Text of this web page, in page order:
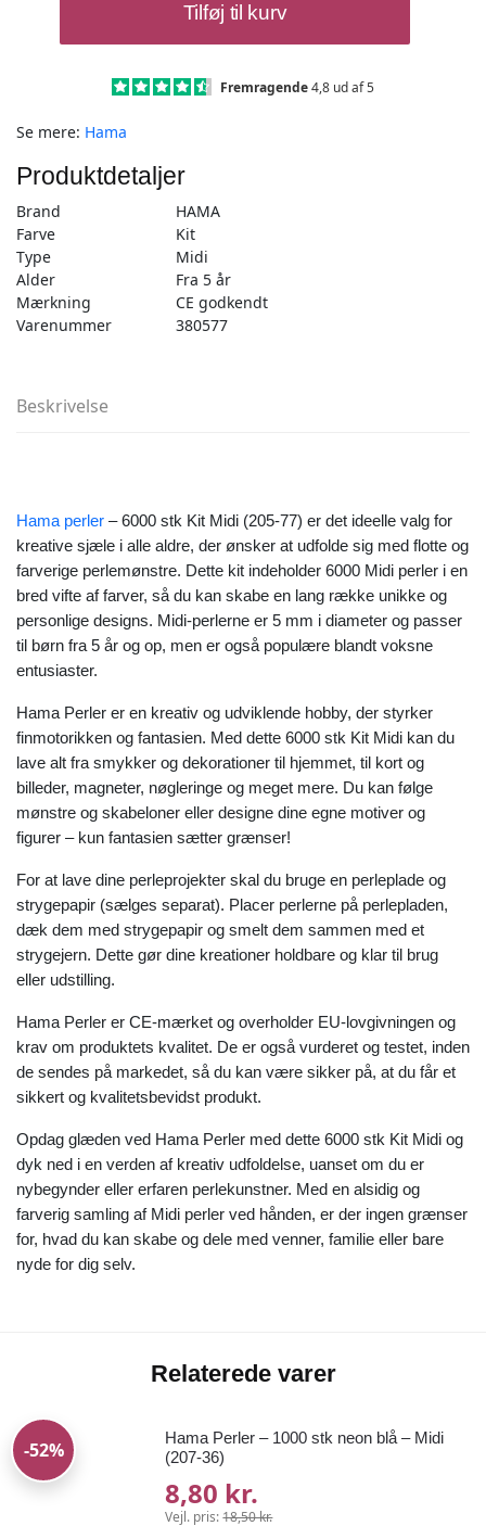
Midi
77)
antal
Tilføj til kurv
Fremragende4,8 ud af 5
Se mere: Hama
Produktdetaljer
Brand
HAMA
Farve
Kit
Type
Midi
Alder
Fra 5 år
Mærkning
CE godkendt
Varenummer
380577
Beskrivelse
Hama perler – 6000 stk Kit Midi (205-77) er det ideelle valg for
kreative sjæle i alle aldre, der ønsker at udfolde sig med flotte og
farverige perlemønstre. Dette kit indeholder 6000 Midi perler i en
bred vifte af farver, så du kan skabe en lang række unikke og
personlige designs. Midi-perlerne er 5 mm i diameter og passer
til børn fra 5 år og op, men er også populære blandt voksne
entusiaster.
Hama Perler er en kreativ og udviklende hobby, der styrker
finmotorikken og fantasien. Med dette 6000 stk Kit Midi kan du
lave alt fra smykker og dekorationer til hjemmet, til kort og
billeder, magneter, nøgleringe og meget mere. Du kan følge
mønstre og skabeloner eller designe dine egne motiver og
figurer – kun fantasien sætter grænser!
For at lave dine perleprojekter skal du bruge en perleplade og
strygepapir (sælges separat). Placer perlerne på perlepladen,
dæk dem med strygepapir og smelt dem sammen med et
strygejern. Dette gør dine kreationer holdbare og klar til brug
eller udstilling.
Hama Perler er CE-mærket og overholder EU-lovgivningen og
krav om produktets kvalitet. De er også vurderet og testet, inden
de sendes på markedet, så du kan være sikker på, at du får et
sikkert og kvalitetsbevidst produkt.
Opdag glæden ved Hama Perler med dette 6000 stk Kit Midi og
dyk ned i en verden af kreativ udfoldelse, uanset om du er
nybegynder eller erfaren perlekunstner. Med en alsidig og
farverig samling af Midi perler ved hånden, er der ingen grænser
for, hvad du kan skabe og dele med venner, familie eller bare
nyde for dig selv.
Relaterede varer
-52%
Hama Perler – 1000 stk neon blå – Midi
(207-36)
8,80 kr.
Vejl. pris:18,50 kr.